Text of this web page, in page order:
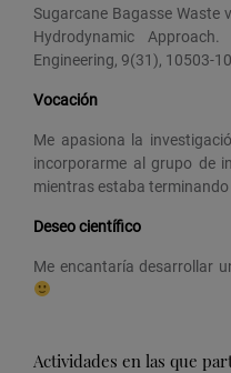
Sugarcane Bagasse Waste
Hydrodynamic
Engineering, 9(31), 10503-
Vocación
Me apasiona la
incorporarme al grupo de
mientras estaba
Deseo científico
Me encantaría desarrollar
Actividades en las que